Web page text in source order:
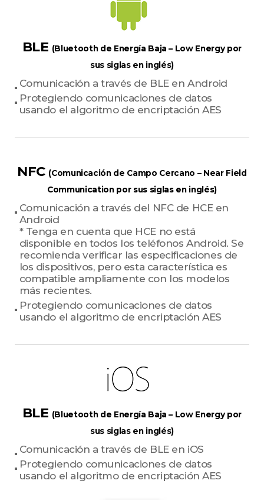
BLE (Bluetooth de Energía Baja – Low Energy por
sus siglas en inglés)
Comunicación a través de BLE en Android
Protegiendo comunicaciones de datos
usando el algoritmo de encriptación AES
NFC (Comunicación de Campo Cercano – Near Field
Communication por sus siglas en inglés)
Comunicación a través del NFC de HCE en
Android
* Tenga en cuenta que HCE no está
disponible en todos los teléfonos Android. Se
recomienda verificar las especificaciones de
los dispositivos, pero esta característica es
compatible ampliamente con los modelos
más recientes.
Protegiendo comunicaciones de datos
usando el algoritmo de encriptación AES
BLE (Bluetooth de Energía Baja – Low Energy por
sus siglas en inglés)
Comunicación a través de BLE en iOS
Protegiendo comunicaciones de datos
usando el algoritmo de encriptación AES